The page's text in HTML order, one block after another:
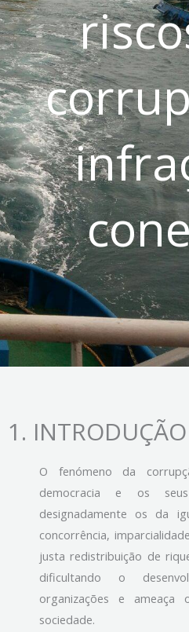
1. INTRODUÇÃO
O fenómeno da
democracia e os seus
designadamente os da
concorrência,
justa redistribuição de
dificultando o
organizações e ameaça
sociedade.